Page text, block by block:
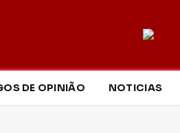
DE OPINIÃO NOTICIAS